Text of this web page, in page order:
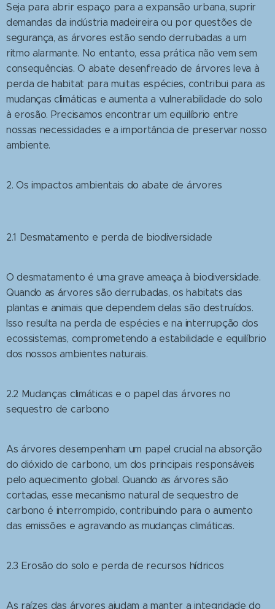
Seja para abrir espaço para a expansão urbana, suprir
demandas da indústria madeireira ou por questões de
segurança, as árvores estão sendo derrubadas a um
ritmo alarmante. No entanto, essa prática não vem sem
consequências. O abate desenfreado de árvores leva à
perda de habitat para muitas espécies, contribui para as
mudanças climáticas e aumenta a vulnerabilidade do solo
à erosão. Precisamos encontrar um equilíbrio entre
nossas necessidades e a importância de preservar nosso
ambiente.
2. Os impactos ambientais do abate de árvores
2.1 Desmatamento e perda de biodiversidade
O desmatamento é uma grave ameaça à biodiversidade.
Quando as árvores são derrubadas, os habitats das
plantas e animais que dependem delas são destruídos.
Isso resulta na perda de espécies e na interrupção dos
ecossistemas, comprometendo a estabilidade e equilíbrio
dos nossos ambientes naturais.
2.2 Mudanças climáticas e o papel das árvores no
sequestro de carbono
As árvores desempenham um papel crucial na absorção
do dióxido de carbono, um dos principais responsáveis
pelo aquecimento global. Quando as árvores são
cortadas, esse mecanismo natural de sequestro de
carbono é interrompido, contribuindo para o aumento
das emissões e agravando as mudanças climáticas.
2.3 Erosão do solo e perda de recursos hídricos
As raízes das árvores ajudam a manter a integridade do